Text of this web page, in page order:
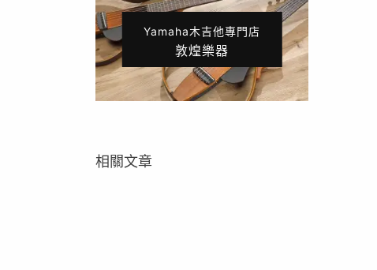
Yamaha木吉他專門店
敦煌樂器
相關文章